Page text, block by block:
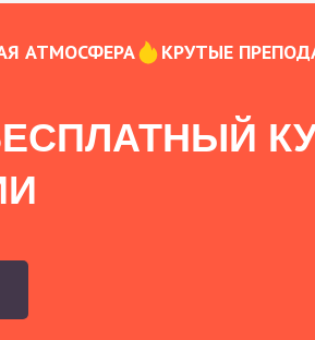
АТМОСФЕРА КРУТЫЕ